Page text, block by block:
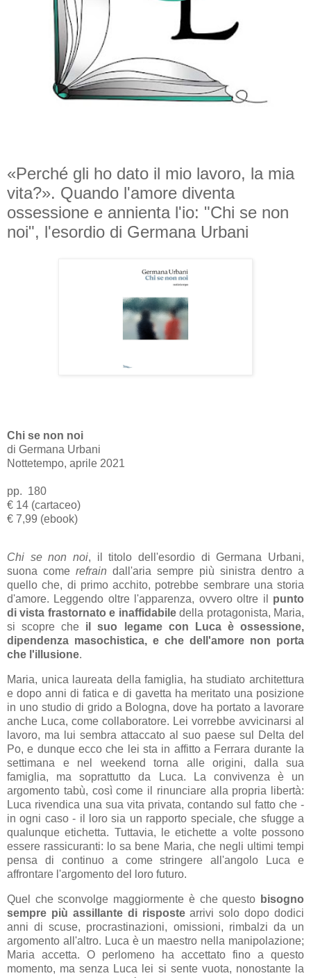
«Perché gli ho dato il mio lavoro, la mia
vita?». Quando l'amore diventa
ossessione e annienta l'io: "Chi se non
noi", l'esordio di Germana Urbani
Chi se non noi
di Germana Urbani
Nottetempo, aprile 2021
pp. 180
€ 14 (cartaceo)
€ 7,99 (ebook)
Chi se non noi, il titolo dell'esordio di Germana Urbani,
suona come refrain dall'aria sempre più sinistra dentro a
quello che, di primo acchito, potrebbe sembrare una storia
d'amore. Leggendo oltre l'apparenza, ovvero oltre il punto
di vista frastornato e inaffidabiledella protagonista, Maria,
si scopre che il suo legame con Luca è ossessione,
dipendenza masochistica, e che dell'amore non porta
che l'illusione.
Maria, unica laureata della famiglia, ha studiato architettura
e dopo anni di fatica e di gavetta ha meritato una posizione
in uno studio di grido a Bologna, dove ha portato a lavorare
anche Luca, come collaboratore. Lei vorrebbe avvicinarsi al
lavoro, ma lui sembra attaccato al suo paese sul Delta del
Po, e dunque ecco che lei sta in affitto a Ferrara durante la
settimana e nel weekend torna alle origini, dalla sua
famiglia, ma soprattutto da Luca. La convivenza è un
argomento tabù, così come il rinunciare alla propria libertà:
Luca rivendica una sua vita privata, contando sul fatto che -
in ogni caso - il loro sia un rapporto speciale, che sfugge a
qualunque etichetta. Tuttavia, le etichette a volte possono
essere rassicuranti: lo sa bene Maria, che negli ultimi tempi
pensa di continuo a come stringere all'angolo Luca e
affrontare l'argomento del loro futuro.
Quel che sconvolge maggiormente è che questo bisogno
sempre più assillante di rispostearrivi solo dopo dodici
anni di scuse, procrastinazioni, omissioni, rimbalzi da un
argomento all'altro. Luca è un maestro nella manipolazione;
Maria accetta. O perlomeno ha accettato fino a questo
momento, ma senza Luca lei si sente vuota, nonostante la